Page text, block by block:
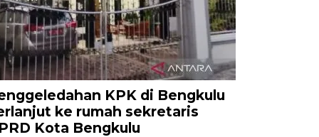
KPK di Bengkulu
ke rumah sekretaris
Kota Bengkulu